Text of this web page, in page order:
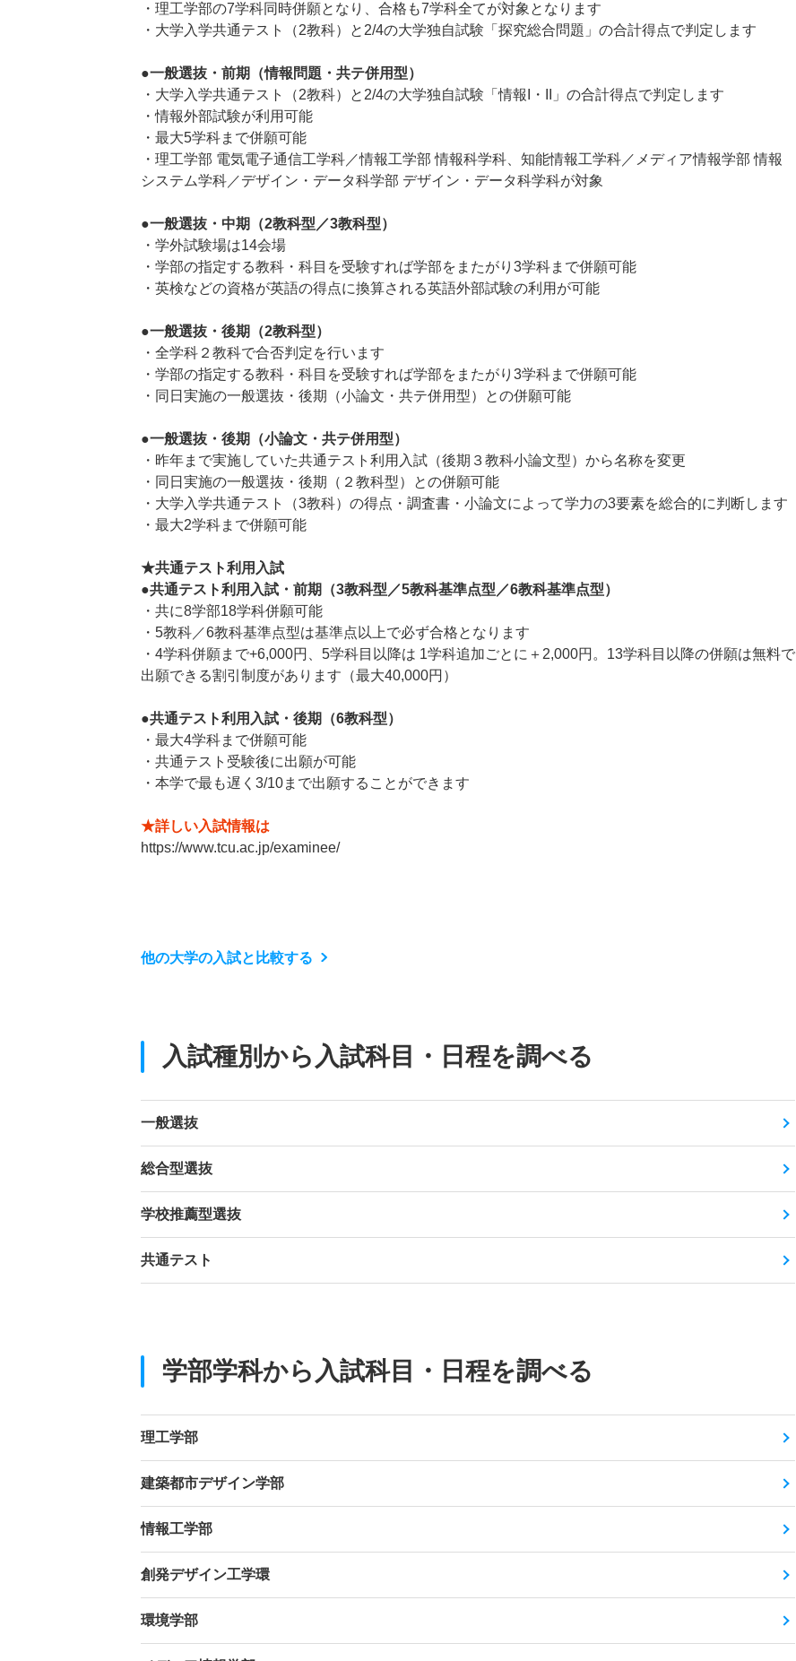
・理工学部の7学科同時併願となり、合格も7学科全てが対象となります
・大学入学共通テスト（2教科）と2/4の大学独自試験「探究総合問題」の合計得点で判定します
●一般選抜・前期（情報問題・共テ併用型）
・大学入学共通テスト（2教科）と2/4の大学独自試験「情報I・II」の合計得点で判定します
・情報外部試験が利用可能
・最大5学科まで併願可能
・理工学部 電気電子通信工学科／情報工学部 情報科学科、知能情報工学科／メディア情報学部 情報
システム学科／デザイン・データ科学部 デザイン・データ科学科が対象
●一般選抜・中期（2教科型／3教科型）
・学外試験場は14会場
・学部の指定する教科・科目を受験すれば学部をまたがり3学科まで併願可能
・英検などの資格が英語の得点に換算される英語外部試験の利用が可能
●一般選抜・後期（2教科型）
・全学科２教科で合否判定を行います
・学部の指定する教科・科目を受験すれば学部をまたがり3学科まで併願可能
・同日実施の一般選抜・後期（小論文・共テ併用型）との併願可能
●一般選抜・後期（小論文・共テ併用型）
・昨年まで実施していた共通テスト利用入試（後期３教科小論文型）から名称を変更
・同日実施の一般選抜・後期（２教科型）との併願可能
・大学入学共通テスト（3教科）の得点・調査書・小論文によって学力の3要素を総合的に判断します
・最大2学科まで併願可能
★共通テスト利用入試
●共通テスト利用入試・前期（3教科型／5教科基準点型／6教科基準点型）
・共に8学部18学科併願可能
・5教科／6教科基準点型は基準点以上で必ず合格となります
・4学科併願まで+6,000円、5学科目以降は 1学科追加ごとに＋2,000円。13学科目以降の併願は無料で
出願できる割引制度があります（最大40,000円）
●共通テスト利用入試・後期（6教科型）
・最大4学科まで併願可能
・共通テスト受験後に出願が可能
・本学で最も遅く3/10まで出願することができます
★詳しい入試情報は
https://www.tcu.ac.jp/examinee/
他の大学の入試と比較する
入試種別から入試科目・日程を調べる
一般選抜
総合型選抜
学校推薦型選抜
共通テスト
学部学科から入試科目・日程を調べる
理工学部
建築都市デザイン学部
情報工学部
創発デザイン工学環
環境学部